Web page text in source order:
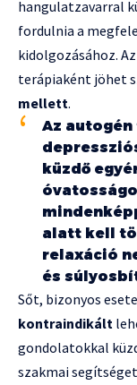
hangulatzavarral
fordulnia a
kidolgozásához.
terápiaként jöhet
mellett.
Az
küzdő
alatt kell
relaxáció
és
Sőt, bizonyos
kontraindikált
gondolatokkal
szakmai